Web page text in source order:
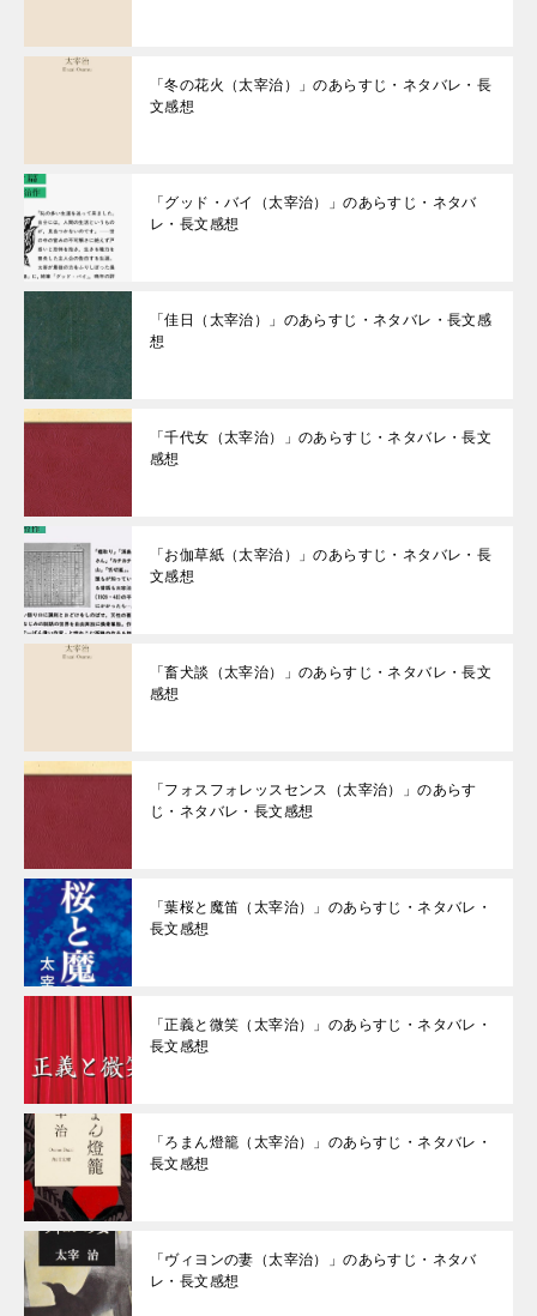
「冬の花火（太宰治）」のあらすじ・ネタバレ・長
文感想
「グッド・バイ（太宰治）」のあらすじ・ネタバ
レ・長文感想
「佳日（太宰治）」のあらすじ・ネタバレ・長文感
想
「千代女（太宰治）」のあらすじ・ネタバレ・長文
感想
「お伽草紙（太宰治）」のあらすじ・ネタバレ・長
文感想
「畜犬談（太宰治）」のあらすじ・ネタバレ・長文
感想
「フォスフォレッスセンス（太宰治）」のあらす
じ・ネタバレ・長文感想
「葉桜と魔笛（太宰治）」のあらすじ・ネタバレ・
長文感想
「正義と微笑（太宰治）」のあらすじ・ネタバレ・
長文感想
「ろまん燈籠（太宰治）」のあらすじ・ネタバレ・
長文感想
「ヴィヨンの妻（太宰治）」のあらすじ・ネタバ
レ・長文感想